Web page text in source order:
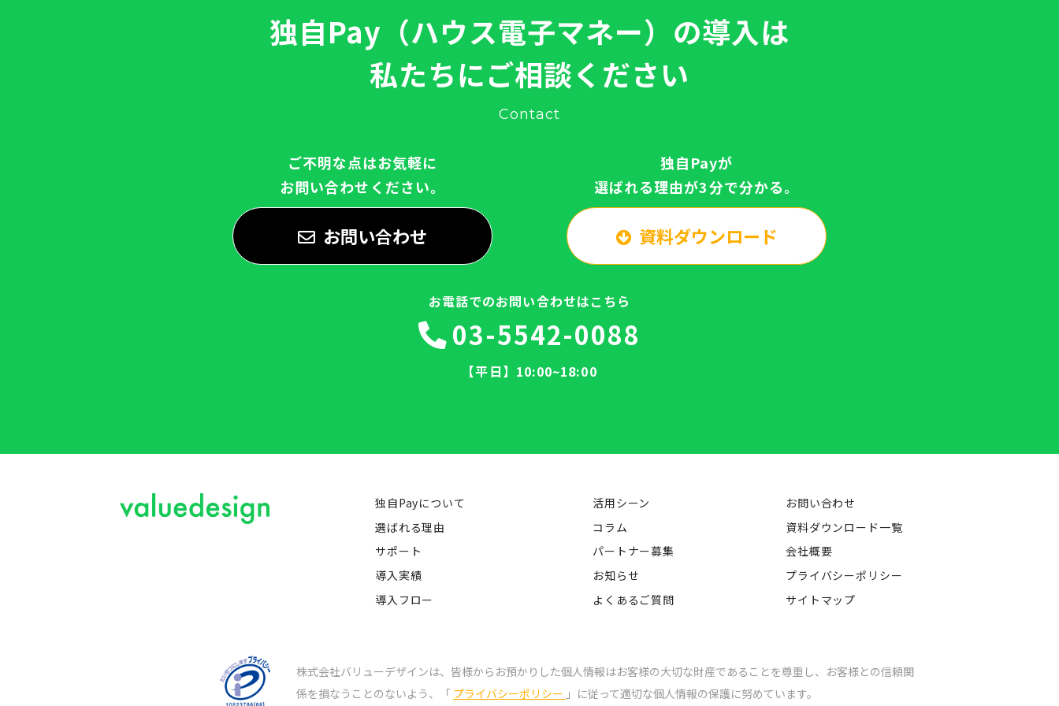
独自Pay（ハウス電子マネー）の導入は
私たちにご相談ください
Contact
ご不明な点はお気軽に
お問い合わせください。
お問い合わせ
独自Payが
選ばれる理由が3分で分かる。
資料ダウンロード
お電話でのお問い合わせはこちら
03-5542-0088
【平日】10:00~18:00
独自Payについて
選ばれる理由
サポート
導入実績
導入フロー
活用シーン
コラム
パートナー募集
お知らせ
よくあるご質問
お問い合わせ
資料ダウンロード一覧
会社概要
プライバシーポリシー
サイトマップ
株式会社バリューデザインは、皆様からお預かりした個人情報はお客様の大切な財産であることを尊重し、 お客様との信頼関
係を損なうことのないよう、「 プライバシーポリシー 」に従って適切な個人情報の保護に努めています。